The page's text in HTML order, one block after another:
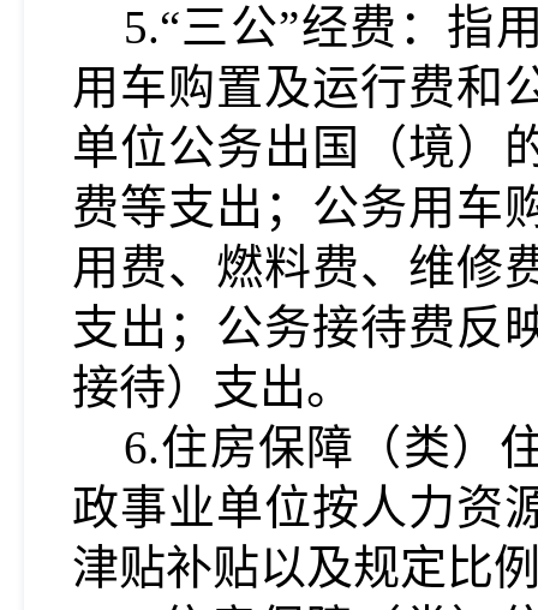
5.“三公”经费：指
用车购置及运行费和
单位公务出国（境）
费等支出；公务用车
用费、燃料费、维修
支出；公务接待费反
接待）支出。
6.住房保障（类）
政事业单位按人力资
津贴补贴以及规定比